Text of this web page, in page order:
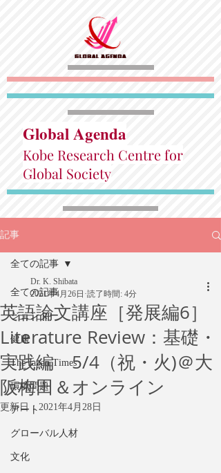
Global Agenda
Kobe Research Centre for
Global Society
記事
全ての記事
ジェンダー
健康
The Japan Times
環境問題
アート
グローバル人材
文化
全ての記事
英語論文講座［発展編6］
Literature Review：基礎・
実践編 5/4（祝・火)＠大
阪梅田＆オンライン
Dr. K. Shibata
2021年4月26日 読了時間: 4分
更新日： 2021年4月28日